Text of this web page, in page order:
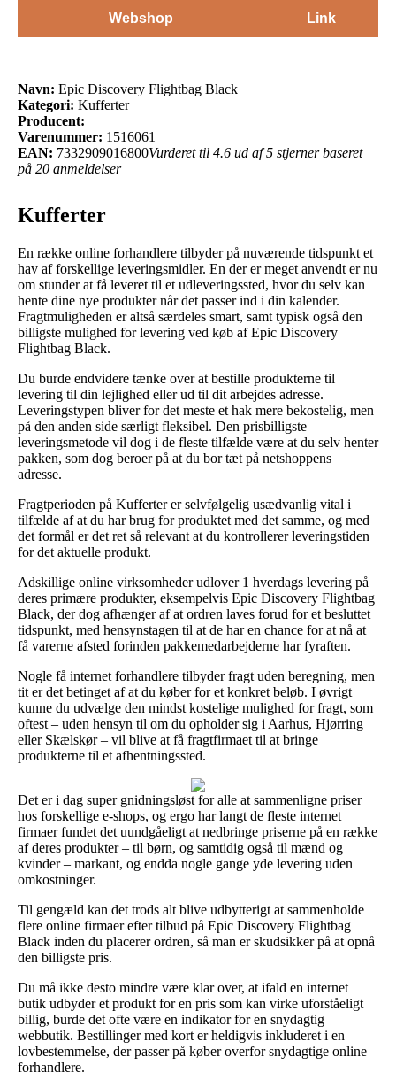
Webshop
Link
Navn: Epic Discovery Flightbag Black
Kategori: Kufferter
Producent:
Varenummer: 1516061
EAN: 7332909016800Vurderet til 4.6 ud af 5 stjerner baseret
på 20 anmeldelser
Kufferter
En række online forhandlere tilbyder på nuværende tidspunkt et
hav af forskellige leveringsmidler. En der er meget anvendt er nu
om stunder at få leveret til et udleveringssted, hvor du selv kan
hente dine nye produkter når det passer ind i din kalender.
Fragtmuligheden er altså særdeles smart, samt typisk også den
billigste mulighed for levering ved køb af Epic Discovery
Flightbag Black.
Du burde endvidere tænke over at bestille produkterne til
levering til din lejlighed eller ud til dit arbejdes adresse.
Leveringstypen bliver for det meste et hak mere bekostelig, men
på den anden side særligt fleksibel. Den prisbilligste
leveringsmetode vil dog i de fleste tilfælde være at du selv henter
pakken, som dog beroer på at du bor tæt på netshoppens
adresse.
Fragtperioden på Kufferter er selvfølgelig usædvanlig vital i
tilfælde af at du har brug for produktet med det samme, og med
det formål er det ret så relevant at du kontrollerer leveringstiden
for det aktuelle produkt.
Adskillige online virksomheder udlover 1 hverdags levering på
deres primære produkter, eksempelvis Epic Discovery Flightbag
Black, der dog afhænger af at ordren laves forud for et besluttet
tidspunkt, med hensynstagen til at de har en chance for at nå at
få varerne afsted forinden pakkemedarbejderne har fyraften.
Nogle få internet forhandlere tilbyder fragt uden beregning, men
tit er det betinget af at du køber for et konkret beløb. I øvrigt
kunne du udvælge den mindst kostelige mulighed for fragt, som
oftest – uden hensyn til om du opholder sig i Aarhus, Hjørring
eller Skælskør – vil blive at få fragtfirmaet til at bringe
produkterne til et afhentningssted.
Det er i dag super gnidningsløst for alle at sammenligne priser
hos forskellige e-shops, og ergo har langt de fleste internet
firmaer fundet det uundgåeligt at nedbringe priserne på en række
af deres produkter – til børn, og samtidig også til mænd og
kvinder – markant, og endda nogle gange yde levering uden
omkostninger.
Til gengæld kan det trods alt blive udbytterigt at sammenholde
flere online firmaer efter tilbud på Epic Discovery Flightbag
Black inden du placerer ordren, så man er skudsikker på at opnå
den billigste pris.
Du må ikke desto mindre være klar over, at ifald en internet
butik udbyder et produkt for en pris som kan virke uforståeligt
billig, burde det ofte være en indikator for en snydagtig
webbutik. Bestillinger med kort er heldigvis inkluderet i en
lovbestemmelse, der passer på køber overfor snydagtige online
forhandlere.